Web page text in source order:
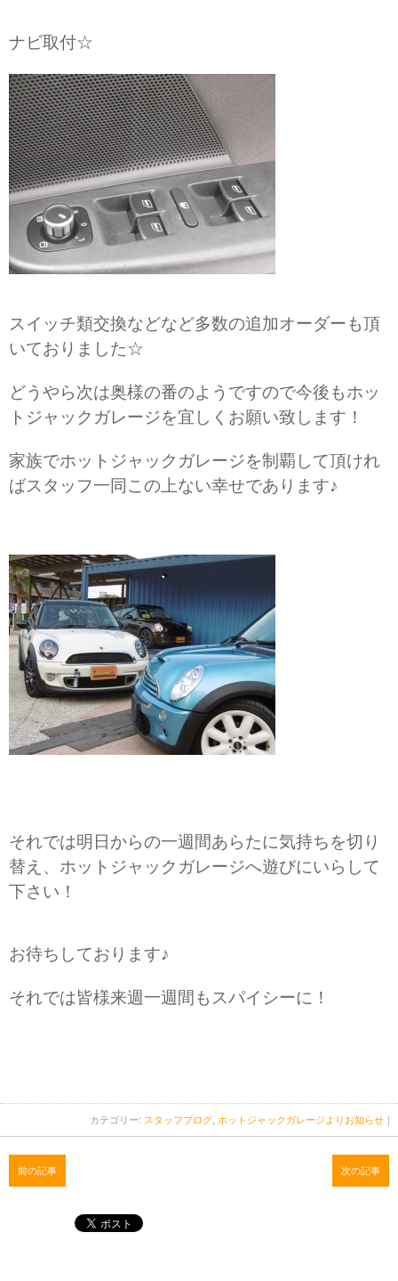
ナビ取付☆
スイッチ類交換などなど多数の追加オーダーも頂
いておりました☆
どうやら次は奥様の番のようですので今後もホッ
トジャックガレージを宜しくお願い致します！
家族でホットジャックガレージを制覇して頂けれ
ばスタッフ一同この上ない幸せであります♪
それでは明日からの一週間あらたに気持ちを切り
替え、ホットジャックガレージへ遊びにいらして
下さい！
お待ちしております♪
それでは皆様来週一週間もスパイシーに！
カテゴリー: スタッフブログ ホットジャックガレージよりお知らせ ｜
前の記事 次の記事